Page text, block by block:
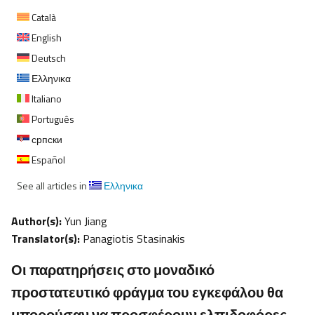
Català
English
Deutsch
Ελληνικα
Italiano
Português
српски
Español
See all articles in
Ελληνικα
Author(s):Yun Jiang
Translator(s): Panagiotis Stasinakis
Οι παρατηρήσεις στο μοναδικό
προστατευτικό φράγμα του εγκεφάλου θα